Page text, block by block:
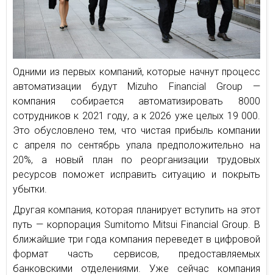
Одними из первых компаний, которые начнут процесс
автоматизации будут Mizuho Financial Group —
компания собирается автоматизировать 8000
сотрудников к 2021 году, а к 2026 уже целых 19 000.
Это обусловлено тем, что чистая прибыль компании
с апреля по сентябрь упала предположительно на
20%, а новый план по реорганизации трудовых
ресурсов поможет исправить ситуацию и покрыть
убытки.
Другая компания, которая планирует вступить на этот
путь — корпорация Sumitomo Mitsui Financial Group. В
ближайшие три года компания переведет в цифровой
формат часть сервисов, предоставляемых
банковскими отделениями. Уже сейчас компания